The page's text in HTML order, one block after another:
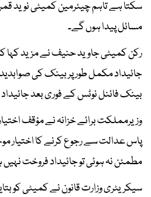
سکتا ہے تاہم چیئرمین کمیٹی نوید
مسائل پیدا ہوں گے۔
رکن کمیٹی جاوید حنیف نے مزید کہا
جائیداد مکمل طور پر بینک کی
بینک فائنل نوٹس کے فوری بعد
وزیرمملکت برائے خزانہ نے مؤقف
پاس عدالت سے رجوع کرنے کا اختیار
مطمئن نہ ہوئی تو جائیداد فروخت
سیکریٹری وزارت قانون نے کمیٹی کو